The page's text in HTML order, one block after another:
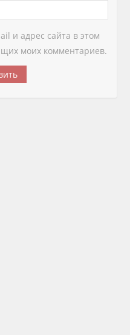
и адрес сайта в этом
моих комментариев.